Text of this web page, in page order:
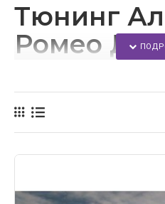
Тюнинг
Ромео
Благодаря данному
автомобиля.
Здесь Вы найдете: